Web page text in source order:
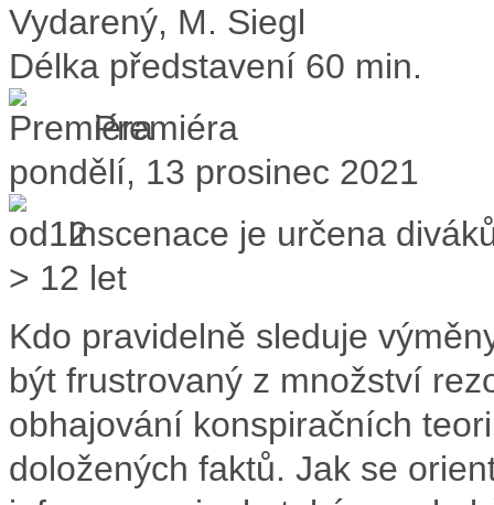
Vydarený, M. Siegl
Délka představení 60 min.
Premiéra
pondělí, 13 prosinec 2021
Inscenace je určena
> 12 let
Kdo pravidelně sleduje
být frustrovaný z množství
obhajování konspiračních
doložených faktů. Jak se